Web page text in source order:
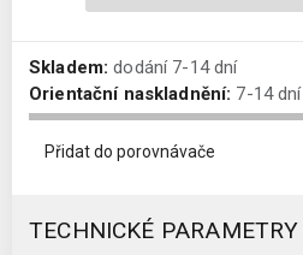
Skladem: dodání 7-14 dní
Orientační naskladnění: 7-14 dní
Přidat do porovnávače
TECHNICKÉ PARAMETRY